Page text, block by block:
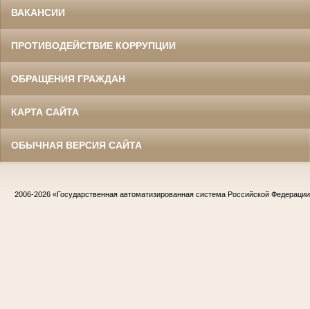
ВАКАНСИИ
ПРОТИВОДЕЙСТВИЕ КОРРУПЦИИ
ОБРАЩЕНИЯ ГРАЖДАН
КАРТА САЙТА
ОБЫЧНАЯ ВЕРСИЯ САЙТА
2006-2026 «Государственная автоматизированная система Российской